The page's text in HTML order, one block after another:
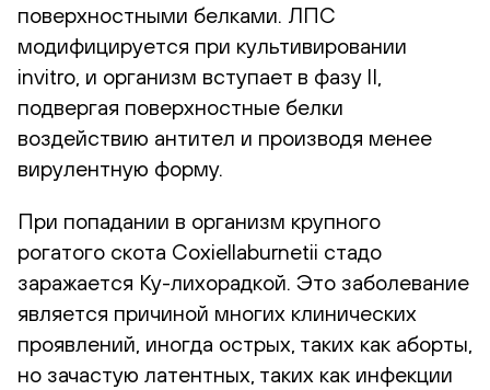
поверхностными белками. ЛПС
модифицируется при культивировании
invitro, и организм вступает в фазу II,
подвергая поверхностные белки
воздействию антител и производя менее
вирулентную форму.
При попадании в организм крупного
рогатого скота Coxiellaburnetii стадо
заражается Ку-лихорадкой. Это заболевание
является причиной многих клинических
проявлений, иногда острых, таких как аборты,
но зачастую латентных, таких как инфекции